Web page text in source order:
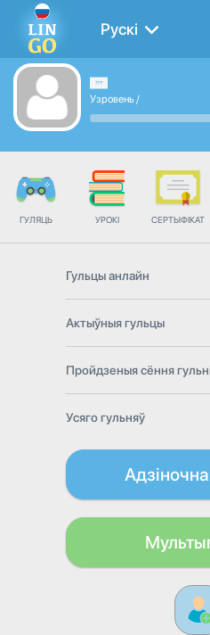
Рускі
Узровень /
ГУЛЯЦЬ УРОКІ СЕРТЫФІКАТ
Гульцы анлайн
Актыўныя гульцы
Пройдзеныя сёння
Усяго гульняў